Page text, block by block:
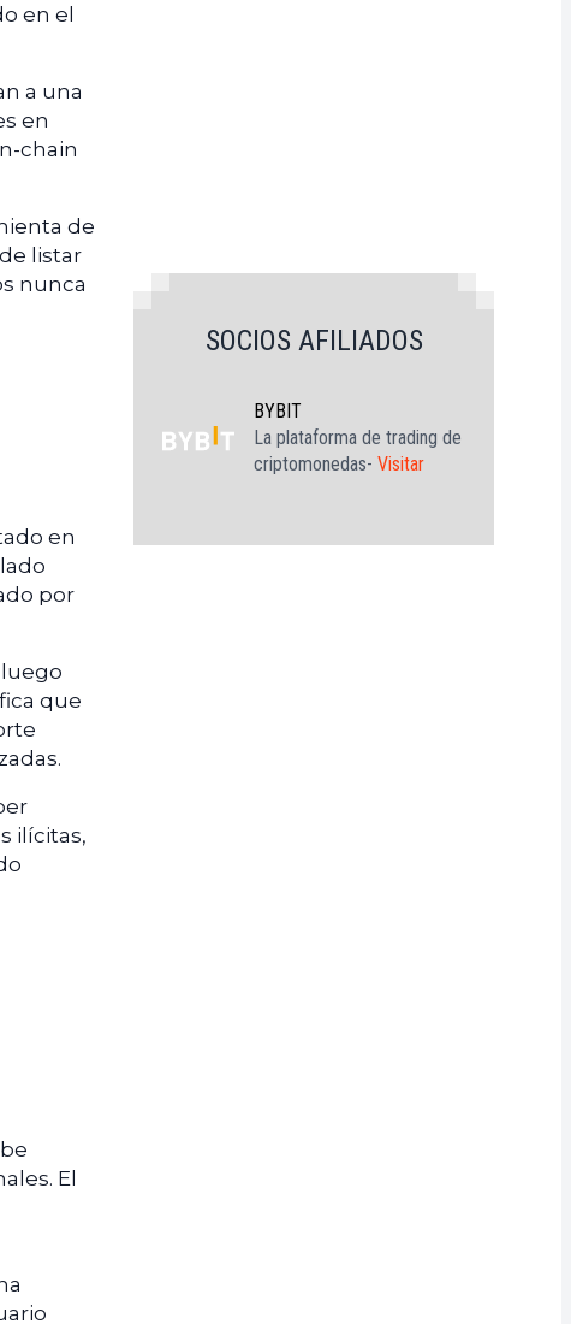
en el
a una
en
chain
de
listar
nunca
en
por
que
ilícitas,
El
SOCIOS AFILIADOS
BYBIT
La plataforma de trading de
criptomonedas- Visitar